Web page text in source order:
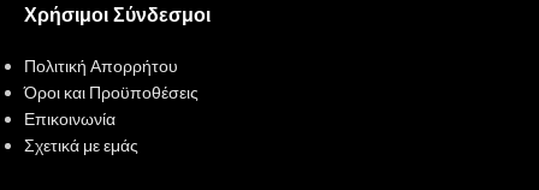
Χρήσιμοι Σύνδεσμοι
Πολιτική Απορρήτου
Όροι και Προϋποθέσεις
Επικοινωνία
Σχετικά με εμάς